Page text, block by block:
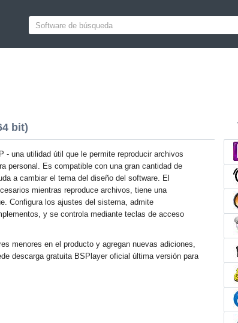
bit)
- una utilidad útil que le permite reproducir archivos
personal. Es compatible con una gran cantidad de
a cambiar el tema del diseño del software. El
mientras reproduce archivos, tiene una
Configura los ajustes del sistema, admite
y se controla mediante teclas de acceso
menores en el producto y agregan nuevas adiciones,
descarga gratuita BSPlayer oficial última versión para